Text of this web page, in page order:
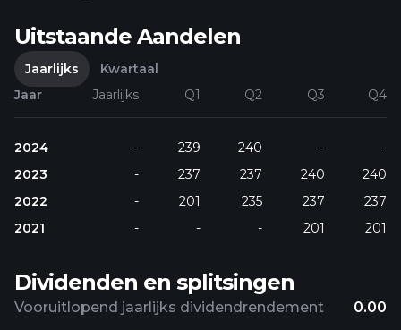
Uitstaande Aandelen
Jaarlijks
Kwartaal
Jaar
Jaarlijks Q1 Q2 Q3 Q4
2024 - 239 240 -
-
2023
- 237 237 240
240
2022
- 201 235 237
237
2021
- - - 201 201
Dividenden en splitsingen
Vooruitlopend jaarlijks dividendrendement 0.00